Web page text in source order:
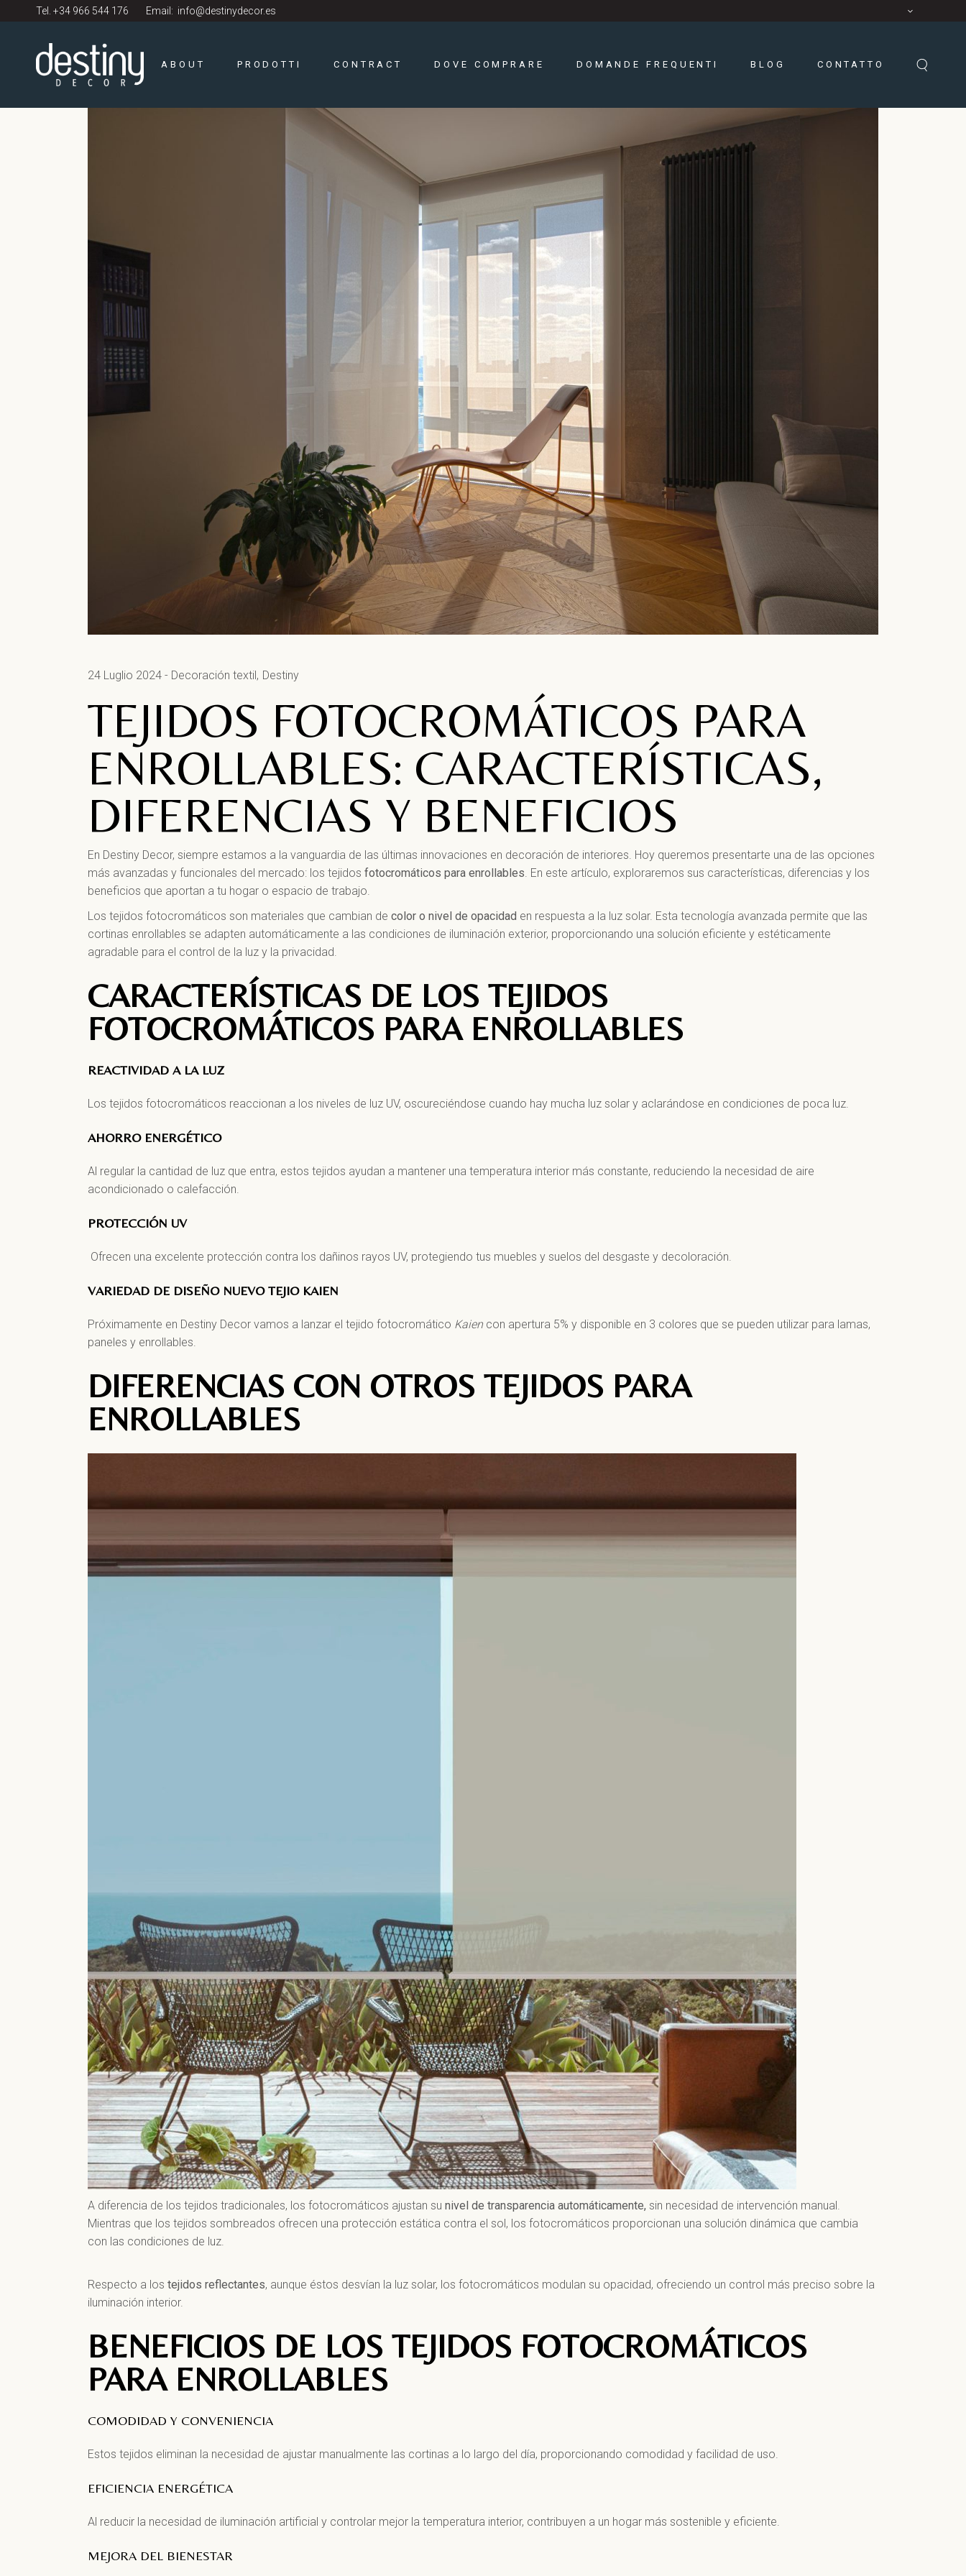
Tel. +34 966 544 176 Email: info@destinydecor.es
ABOUT PRODOTTI CONTRACT DOVE COMPRARE DOMANDE FREQUENTI BLOG CONTATTO
24 Luglio 2024 Decoración textil Destiny
TEJIDOS FOTOCROMÁTICOS PARA
ENROLLABLES: CARACTERÍSTICAS,
DIFERENCIAS Y BENEFICIOS
En Destiny Decor, siempre estamos a la vanguardia de las últimas innovaciones en decoración de interiores. Hoy queremos presentarte una de las opciones
más avanzadas y funcionales del mercado: los tejidos fotocromáticos para enrollables. En este artículo, exploraremos sus características, diferencias y los
beneficios que aportan a tu hogar o espacio de trabajo.
Los tejidos fotocromáticos son materiales que cambian de color o nivel de opacidad en respuesta a la luz solar. Esta tecnología avanzada permite que las
cortinas enrollables se adapten automáticamente a las condiciones de iluminación exterior, proporcionando una solución eficiente y estéticamente
agradable para el control de la luz y la privacidad.
CARACTERÍSTICAS DE LOS TEJIDOS
FOTOCROMÁTICOS PARA ENROLLABLES
REACTIVIDAD A LA LUZ
Los tejidos fotocromáticos reaccionan a los niveles de luz UV, oscureciéndose cuando hay mucha luz solar y aclarándose en condiciones de poca luz.
AHORRO ENERGÉTICO
Al regular la cantidad de luz que entra, estos tejidos ayudan a mantener una temperatura interior más constante, reduciendo la necesidad de aire
acondicionado o calefacción.
PROTECCIÓN UV
Ofrecen una excelente protección contra los dañinos rayos UV, protegiendo tus muebles y suelos del desgaste y decoloración.
VARIEDAD DE DISEÑO NUEVO TEJIO KAIEN
Próximamente en Destiny Decor vamos a lanzar el tejido fotocromático Kaien con apertura 5% y disponible en 3 colores que se pueden utilizar para lamas,
paneles y enrollables.
DIFERENCIAS CON OTROS TEJIDOS PARA
ENROLLABLES
A diferencia de los tejidos tradicionales, los fotocromáticos ajustan su nivel de transparencia automáticamente, sin necesidad de intervención manual.
Mientras que los tejidos sombreados ofrecen una protección estática contra el sol, los fotocromáticos proporcionan una solución dinámica que cambia
con las condiciones de luz.
Respecto a los tejidos reflectantes, aunque éstos desvían la luz solar, los fotocromáticos modulan su opacidad, ofreciendo un control más preciso sobre la
iluminación interior.
BENEFICIOS DE LOS TEJIDOS FOTOCROMÁTICOS
PARA ENROLLABLES
COMODIDAD Y CONVENIENCIA
Estos tejidos eliminan la necesidad de ajustar manualmente las cortinas a lo largo del día, proporcionando comodidad y facilidad de uso.
EFICIENCIA ENERGÉTICA
Al reducir la necesidad de iluminación artificial y controlar mejor la temperatura interior, contribuyen a un hogar más sostenible y eficiente.
MEJORA DEL BIENESTAR